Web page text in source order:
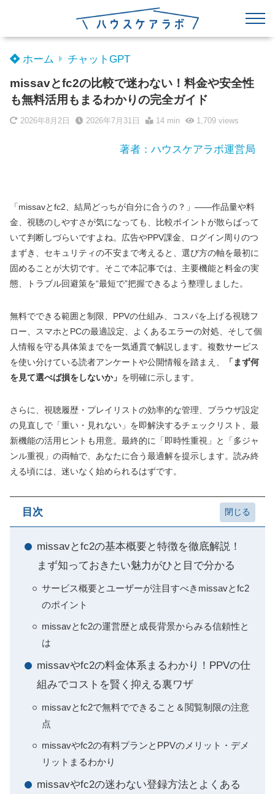
ホーム チャットGPT
missavとfc2の比較で迷わない！料金や安全性
も無料活用もまるわかりの完全ガイド
2026年8月2日 2026年7月31日 14 min 1,709views
著者：ハウスケアラボ運営局
「missavとfc2、結局どっちが自分に合うの？」――作品量や料
金、視聴のしやすさが気になっても、比較ポイントが散らばって
いて判断しづらいですよね。広告やPPV課金、ログイン周りのつ
まずき、セキュリティの不安まで考えると、選び方の軸を最初に
固めることが大切です。そこで本記事では、主要機能と料金の実
態、トラブル回避策を“最短で”把握できるよう整理しました。
無料でできる範囲と制限、PPVの仕組み、コスパを上げる視聴フ
ロー、スマホとPCの最適設定、よくあるエラーの対処、そして個
人情報を守る具体策までを一気通貫で解説します。複数サービス
を使い分けている読者アンケートや公開情報を踏まえ、
「まず何
を見て選べば損をしないか」 を明確に示します。
さらに、視聴履歴・プレイリストの効率的な管理、ブラウザ設定
の見直しで「重い・見れない」を即解決するチェックリスト、最
新機能の活用ヒントも用意。最終的に「即時性重視」と「多ジャ
ンル重視」の両軸で、あなたに合う最適解を提示します。読み終
える頃には、迷いなく始められるはずです。
目次
missavとfc2の基本概要と特徴を徹底解説！
まず知っておきたい魅力がひと目で分かる
サービス概要とユーザーが注目すべきmissavとfc2
のポイント
missavとfc2の運営歴と成長背景からみる信頼性と
は
missavやfc2の料金体系まるわかり！PPVの仕
組みでコストを賢く抑える裏ワザ
missavとfc2で無料でできること＆閲覧制限の注意
点
missavやfc2の有料プランとPPVのメリット・デメ
リットまるわかり
missavやfc2の迷わない登録方法とよくある